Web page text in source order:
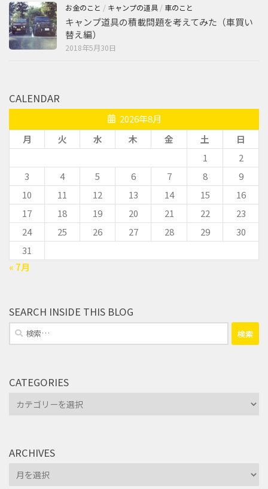
お金のこと / キャンプの道具 / 車のこと
キャンプ道具の積載問題を考えてみた（車買い
替え編）
2018年5月30日
CALENDAR
2026年8月
月
火 水 木 金 土
日
1
2
3
4 5 6 7 8
9
10
11 12 13 14 15
16
17
18 19 20 21 22
23
24
25 26 27 28 29
30
31
« 7月
SEARCH INSIDE THIS BLOG
検
索:
CATEGORIES
Categories
ARCHIVES
Archives